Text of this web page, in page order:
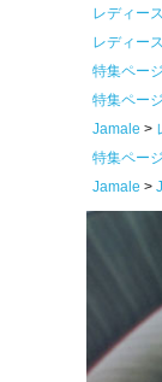
レディース
レディース
特集ページ
特集ページ
Jamale
特集ページ
Jamale